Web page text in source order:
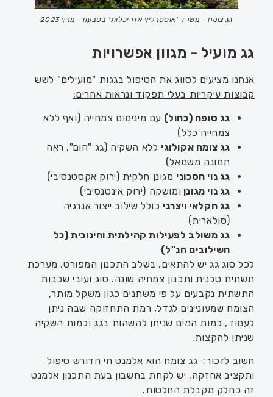
גג צומח - משרד 'אוסטרליץ אדריכלות' בטבעון - מרץ 2023
גג מועיל - מגוון אפשרויות
אנחנו מציעים לסווג את הטיפול בגגות "מועילים" לשש
קבוצות עיקריות בעלי תפקוד ונראות אחרים:
גג סופח (כחול) עם מינימום צמחייה (ואף ללא
צמחייה כלל)
גג צומח אקולוגי ללא השקיה (גג "חום", ראה
תמונה משמאל)
גג נוי חסכוני מגונן חלקית (ירוק אקסטנסיבי)
גג נוי מגונן ומושקה (ירוק אינטנסיבי)
גג חקלאי ויצרני כולל שילוב ייצור אנרגיה
(סולארית)
גג משולב לפעילות קהילתית וחינוכית (כל
השילובים הנ"ל)
לכל סוג גג יש להתאים, בשלב התכנון המפורט, מערכת
תשתית טכנית ותכנון צמחיה שונה. סוג ועובי שכבות
התשתית נקבעים על פי משתנים כגון משקל מותר,
הצומח שמעוניינים לגדל, רמת התחזוקה שבה ניתן
לעמוד, כמות המים שניתן להשהות בגג וכמות השקיה
שניתן להקצות.
חשוב לזכור: גג צומח הוא אלמנט חי הדורש טיפול
ותקציב אחזקה. יש לקחת בחשבון בעת התכנון אלמנט
זה כחלק מקבלת החלטות.